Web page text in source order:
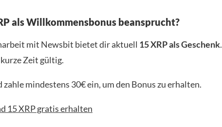
als Willkommensbonus beansprucht?
mit Newsbit bietet dir aktuell 15 XRP als Geschenk.
Zeit gültig.
mindestens 30€ ein, um den Bonus zu erhalten.
15 XRP gratis erhalten